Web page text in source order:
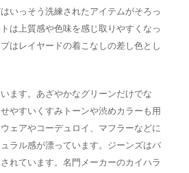
いっそう洗練されたアイテムがそろっ
は上質感や色味を感じ取りやすくなっ
はレイヤードの着こなしの差し色とし
ます。あざやかなグリーンだけでな
やすいくすみトーンや渋めカラーも用
ェアやコーデュロイ、マフラーなどに
ラル感が漂っています。ジーンズはバ
れています。名門メーカーのカイハラ